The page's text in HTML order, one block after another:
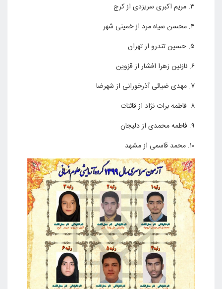
۳. مریم اکبری سریزدی از کرج
۴. محسن سیاه مرد از خمینی شهر
۵. حسین تندرو از تهران
۶. نازنین زهرا افشار از قزوین
۷. مهدی ضیائی آذرخورانی از شهرضا
۸. فاطمه برات نژاد از قائنات
۹. فاطمه محمدی از دلیجان
۱۰. محمد قاسمی از مشهد